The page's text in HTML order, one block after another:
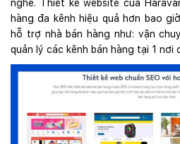
nghề. Thiết kế website của
hàng đa kênh hiệu quả hơn bao
hỗ trợ nhà bán hàng như: vận
quản lý các kênh bán hàng tại 1 nơi